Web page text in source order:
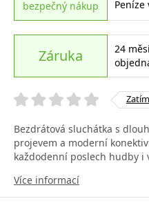
bezpečný nákup
Záruka
24
Bezdrátová sluchátka s
projevem a moderní
každodenní poslech hudby i
Více informací